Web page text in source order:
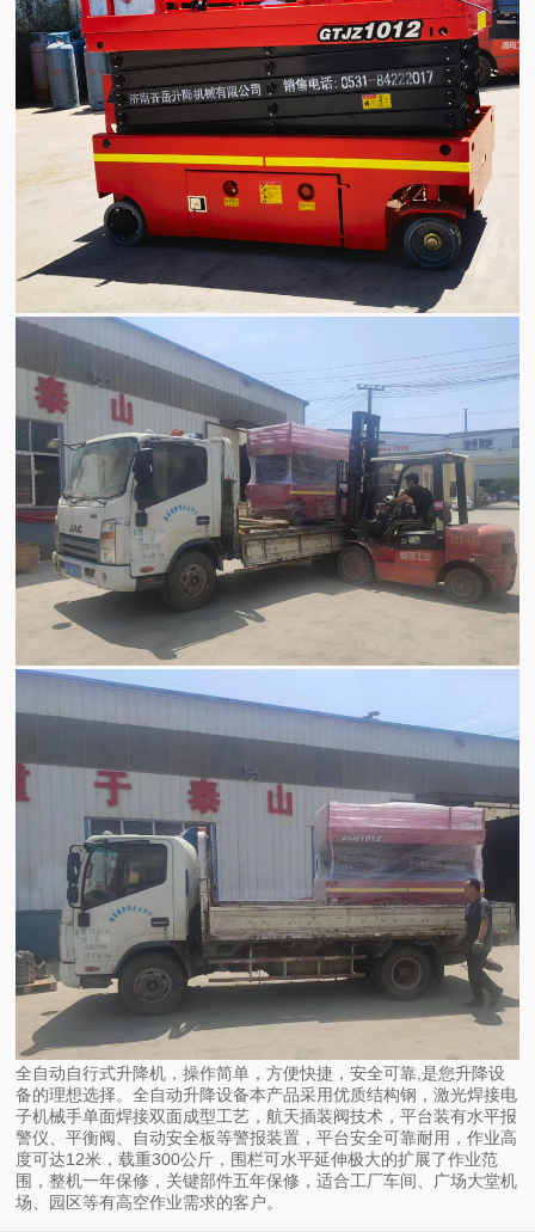
全自动自行式升降机，操作简单，方便快捷，安全可靠,是您升降设
备的理想选择。全自动升降设备本产品采用优质结构钢，激光焊接电
子机械手单面焊接双面成型工艺，航天插装阀技术，平台装有水平报
警仪、平衡阀、自动安全板等警报装置，平台安全可靠耐用，作业高
度可达12米，载重300公斤，围栏可水平延伸极大的扩展了作业范
围，整机一年保修，关键部件五年保修，适合工厂车间、广场大堂机
场、园区等有高空作业需求的客户。